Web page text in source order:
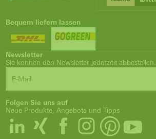
Bequem liefern lassen
Newsletter
Sie können den Newsletter jederzeit abbestellen.
Folgen Sie uns auf
Neue Produkte, Angebote und Tipps